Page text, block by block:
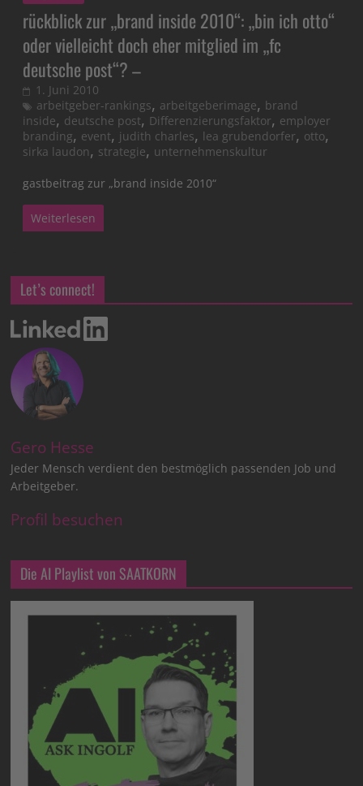
rückblick zur „brand inside 2010“: „bin ich otto“
oder vielleicht doch eher mitglied im „fc
deutsche post“? –
1. Juni 2010
arbeitgeber-rankings, arbeitgeberimage, brand
inside, deutsche post, Differenzierungsfaktor, employer
branding, event, judith charles, lea grubendorfer, otto,
sirka laudon, strategie, unternehmenskultur
gastbeitrag zur „brand inside 2010“
Weiterlesen
Let’s connect!
Gero Hesse
Jeder Mensch verdient den bestmöglich passenden Job und
Arbeitgeber.
Profil besuchen
Die AI Playlist von SAATKORN